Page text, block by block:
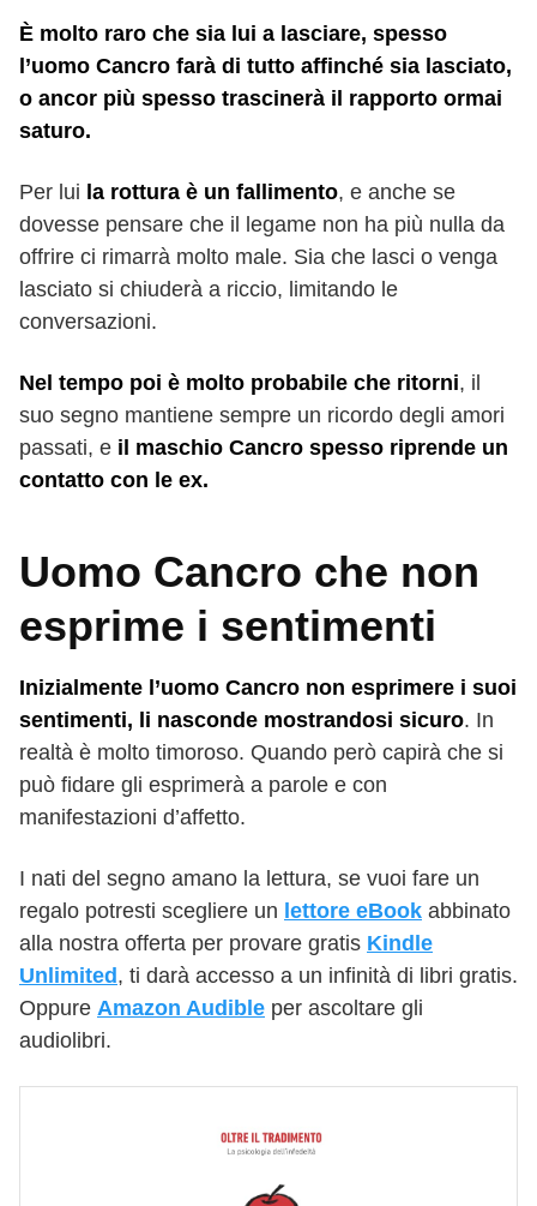
È molto raro che sia lui a lasciare, spesso
l’uomo Cancro farà di tutto affinché sia lasciato,
o ancor più spesso trascinerà il rapporto ormai
saturo.
Per lui la rottura è un fallimento, e anche se
dovesse pensare che il legame non ha più nulla da
offrire ci rimarrà molto male. Sia che lasci o venga
lasciato si chiuderà a riccio, limitando le
conversazioni.
Nel tempo poi è molto probabile che ritorni, il
suo segno mantiene sempre un ricordo degli amori
passati, e il maschio Cancro spesso riprende un
contatto con le ex.
Uomo Cancro che non
esprime i sentimenti
Inizialmente l’uomo Cancro non esprimere i suoi
sentimenti, li nasconde mostrandosi sicuro. In
realtà è molto timoroso. Quando però capirà che si
può fidare gli esprimerà a parole e con
manifestazioni d’affetto.
I nati del segno amano la lettura, se vuoi fare un
regalo potresti scegliere un lettore eBook abbinato
alla nostra offerta per provare gratis Kindle
Unlimited, ti darà accesso a un infinità di libri gratis.
Oppure Amazon Audible per ascoltare gli
audiolibri.